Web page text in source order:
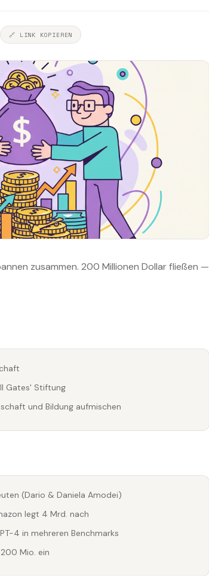
🔗 LINK KOPIEREN
zusammen. 200 Millionen Dollar fließen —
Gates' Stiftung
und Bildung aufmischen
(Dario & Daniela Amodei)
legt 4 Mrd. nach
4 in mehreren Benchmarks
Mio. ein